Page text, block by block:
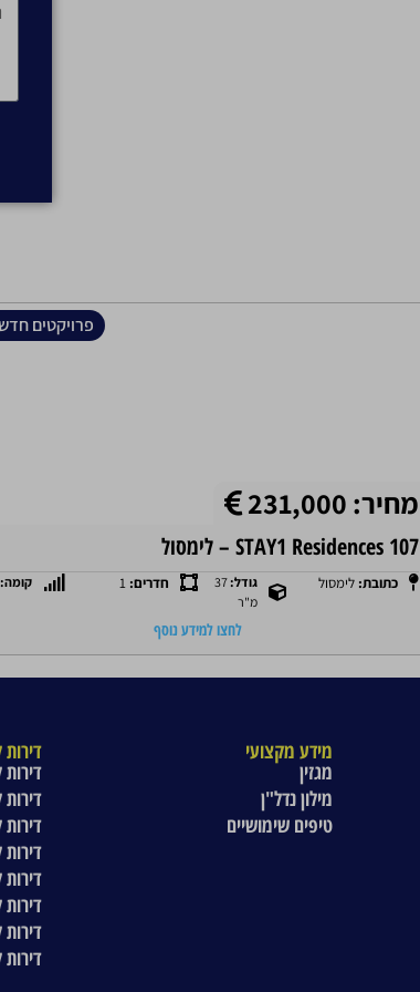
פרויקטים
מחיר: 231,000
STAY1 Residences 107 – לימסול
כתובת:לימסול גודל:37
מ"ר
חדרים: 1 קומה:
לחצו למידע נוסף
מידע מקצועי
מגזין
מילון נדל"ן
טיפים שימושיים